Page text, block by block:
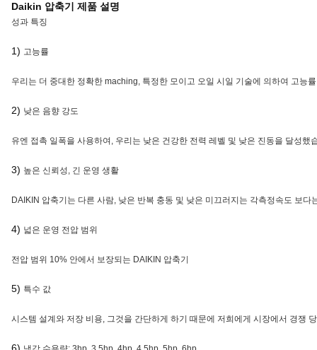
Daikin 압축기 제품 설명
성과 특징
1) 고능률
우리는 더 중대한 정확한 maching, 특정한 모이고 오일 시일 기술에 의하여 고능
2) 낮은 음향 강도
유엔 접촉 일폭을 사용하여, 우리는 낮은 건강한 전력 레벨 및 낮은 진동을 달성했
3) 높은 신뢰성, 긴 운영 생활
DAIKIN 압축기는 다른 사람, 낮은 반복 충동 및 낮은 미끄러지는 각측정속도 보다
4) 넓은 운영 전압 범위
전압 범위 10% 안에서 보장되는 DAIKIN 압축기
5) 특수 값
시스템 설계와 저장 비용, 그것을 간단하게 하기 때문에 저희에게 시장에서 경쟁